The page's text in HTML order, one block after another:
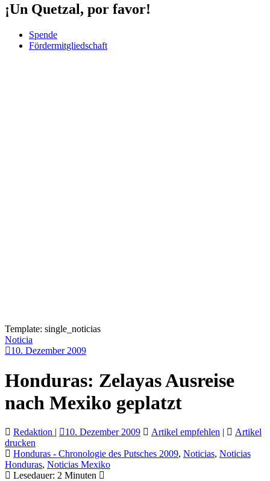
¡Un Quetzal, por favor!
Spende
Fördermitgliedschaft
Template: single_noticias
Noticia
10. Dezember 2009
Honduras: Zelayas Ausreise
nach Mexiko geplatzt
Redaktion | 10. Dezember 2009 Artikel empfehlen |
Artikel
drucken
Honduras - Chronologie des Putsches 2009, Noticias, Noticias
Honduras, Noticias Mexiko
Lesedauer: 2 Minuten